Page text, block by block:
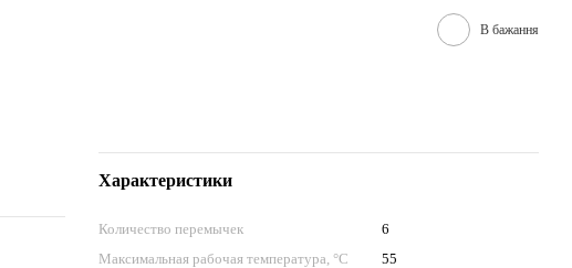
В бажання
Характеристики
Количество перемычек
6
Максимальная рабочая температура, °С
55